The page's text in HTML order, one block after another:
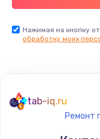
Нажимая на кнопку
обработку моих
tab-iq.ru
Ремонт